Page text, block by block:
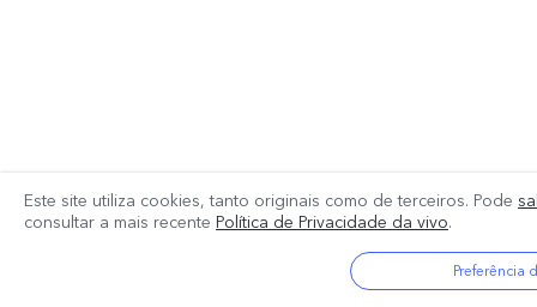
Este site utiliza cookies, tanto originais como de terceiros. Pode
consultar a mais recente Política de Privacidade da vivo.
Preferência